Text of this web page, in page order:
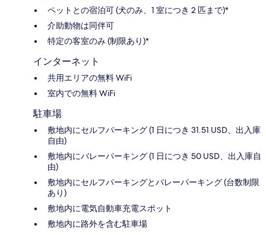
ペットとの宿泊可 (犬のみ、1 室につき 2 匹まで)*
介助動物は同伴可
特定の客室のみ (制限あり)*
インターネット
共用エリアの無料 WiFi
室内での無料 WiFi
駐車場
敷地内にセルフパーキング (1 日につき 31.51 USD、出入庫
自由)
敷地内にバレーパーキング (1 日につき 50 USD、出入庫自
由)
敷地内にセルフパーキングとバレーパーキング (台数制限
あり)
敷地内に電気自動車充電スポット
敷地内に路外を含む駐車場